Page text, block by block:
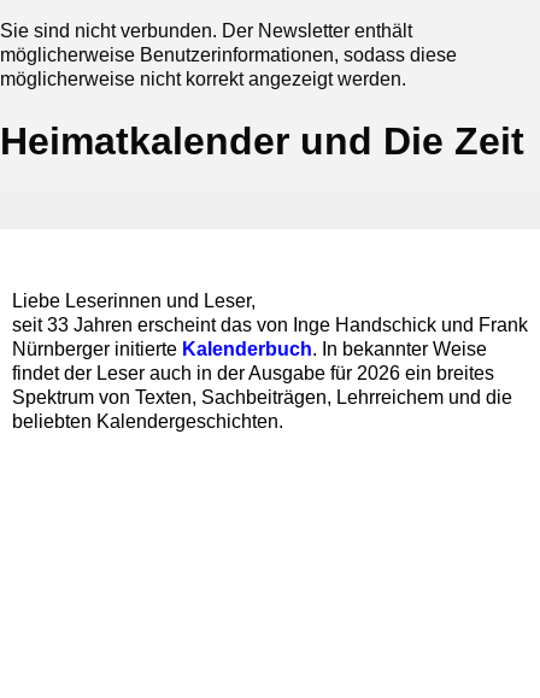
Sie sind nicht verbunden. Der Newsletter enthält
möglicherweise Benutzerinformationen, sodass diese
möglicherweise nicht korrekt angezeigt werden.
Heimatkalender und Die Zeit
Liebe Leserinnen und Leser,
seit 33 Jahren erscheint das von Inge Handschick und Frank
Nürnberger initierte Kalenderbuch. In bekannter Weise
findet der Leser auch in der Ausgabe für 2026 ein breites
Spektrum von Texten, Sachbeiträgen, Lehrreichem und die
beliebten Kalendergeschichten.